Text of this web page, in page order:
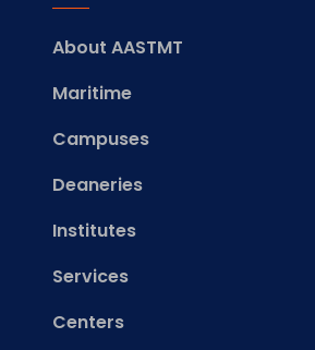
About AASTMT
Maritime
Campuses
Deaneries
Institutes
Services
Centers